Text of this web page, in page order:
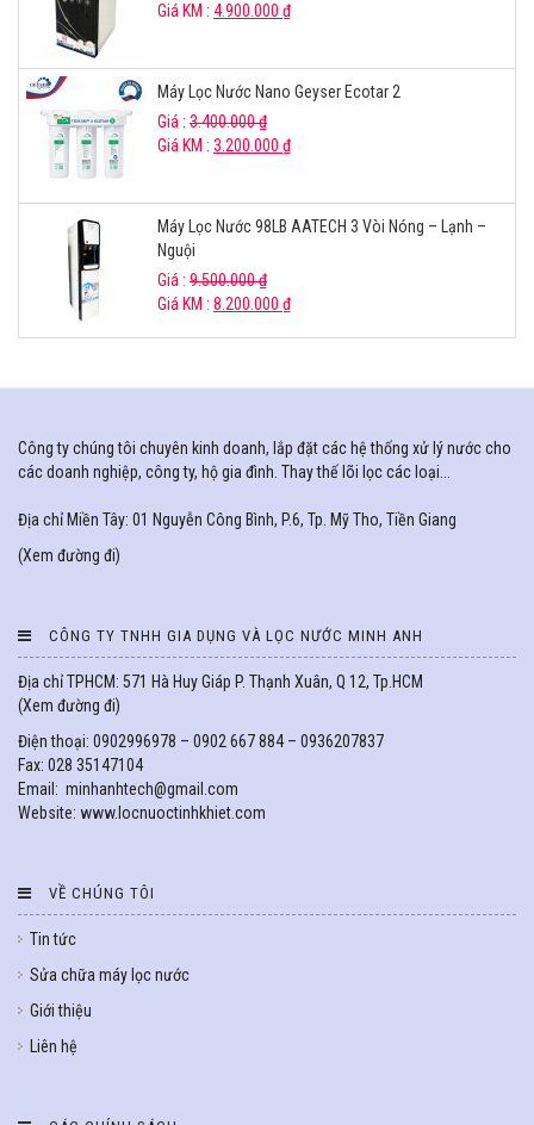
Giá KM : 4.900.000 ₫
Máy Lọc Nước Nano Geyser Ecotar 2
Giá : 3.400.000₫
Giá KM : 3.200.000 ₫
Máy Lọc Nước 98LB AATECH 3 Vòi Nóng – Lạnh –
Nguội
Giá : 9.500.000₫
Giá KM : 8.200.000 ₫
Công ty chúng tôi chuyên kinh doanh, lắp đặt các hệ thống xử lý nước cho
các doanh nghiệp, công ty, hộ gia đình. Thay thế lõi lọc các loại...
Địa chỉ Miền Tây: 01 Nguyễn Công Bình, P.6, Tp. Mỹ Tho, Tiền Giang
(Xem đường đi)
CÔNG TY TNHH GIA DỤNG VÀ LỌC NƯỚC MINH ANH
Địa chỉ TPHCM: 571 Hà Huy Giáp P. Thạnh Xuân, Q 12, Tp.HCM
(Xem đường đi)
Điện thoại: 0902996978 – 0902 667 884 – 0936207837
Fax: 028 35147104
Email: minhanhtech@gmail.com
Website: www.locnuoctinhkhiet.com
VỀ CHÚNG TÔI
Tin tức
Sửa chữa máy lọc nước
Giới thiệu
Liên hệ